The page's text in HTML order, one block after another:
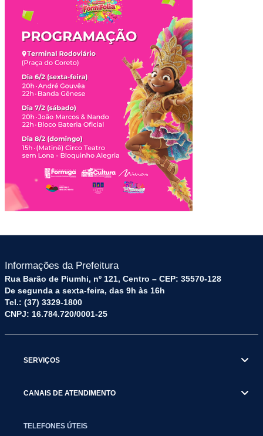
Informações da Prefeitura
Rua Barão de Piumhi, nº 121, Centro – CEP: 35570-128
De segunda a sexta-feira, das 9h às 16h
Tel.: (37) 3329-1800
CNPJ: 16.784.720/0001-25
SERVIÇOS
CANAIS DE ATENDIMENTO
TELEFONES ÚTEIS